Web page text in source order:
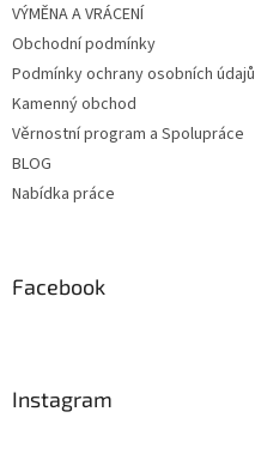
VÝMĚNA A VRÁCENÍ
Obchodní podmínky
Podmínky ochrany osobních údajů
Kamenný obchod
Věrnostní program a Spolupráce
BLOG
Nabídka práce
Facebook
Instagram